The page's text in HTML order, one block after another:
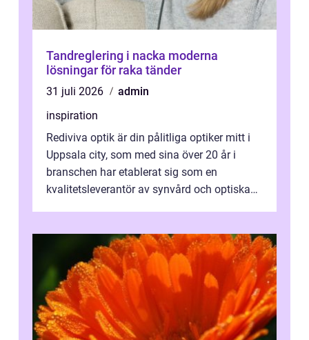
Tandreglering i nacka moderna
lösningar för raka tänder
31 juli 2026
admin
inspiration
Rediviva optik är din pålitliga optiker mitt i
Uppsala city, som med sina över 20 år i
branschen har etablerat sig som en
kvalitetsleverantör av synvård och optiska